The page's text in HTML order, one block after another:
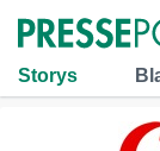
Storys